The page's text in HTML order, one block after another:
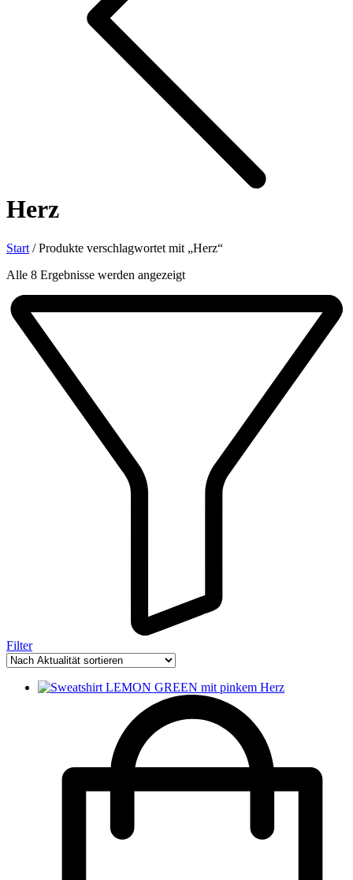
Herz
Start /Produkte verschlagwortet mit „Herz“
Alle 8 Ergebnisse werden angezeigtNach
Filter